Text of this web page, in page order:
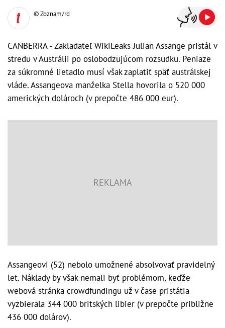
© Zoznam/rd
CANBERRA - Zakladateľ WikiLeaks Julian Assange pristál v
stredu v Austrálii po oslobodzujúcom rozsudku. Peniaze
za súkromné lietadlo musí však zaplatiť späť austrálskej
vláde. Assangeova manželka Stella hovorila o 520 000
amerických dolároch (v prepočte 486 000 eur).
Assangeovi (52) nebolo umožnené absolvovať pravidelný
let. Náklady by však nemali byť problémom, keďže
webová stránka crowdfundingu už v čase pristátia
vyzbierala 344 000 britských libier (v prepočte približne
436 000 dolárov).